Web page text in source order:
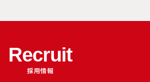
Recruit
採用情報